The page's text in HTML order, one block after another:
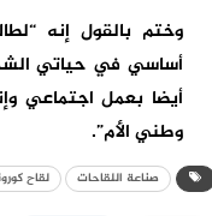
وختم بالقول إنه
أساسي في حياتي
أيضا بعمل اجتماعي
وطني الأم”.
صناعة اللقاحات لقاح